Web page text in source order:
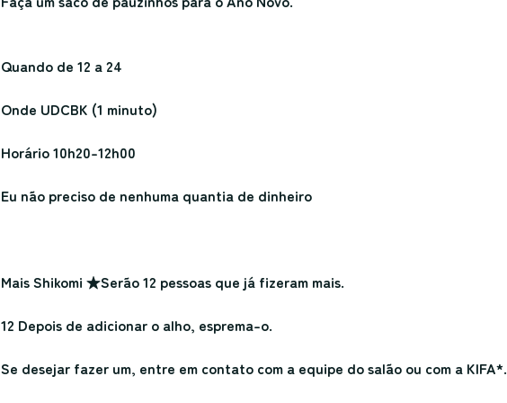
Quando de 12 a 24
Onde UDCBK (1 minuto)
Horário 10h20-12h00
Eu não preciso de nenhuma quantia de dinheiro
Mais Shikomi ★Serão 12 pessoas que já fizeram mais.
12 Depois de adicionar o alho, esprema-o.
Se desejar fazer um, entre em contato com a equipe do salão ou com a KIFA*.